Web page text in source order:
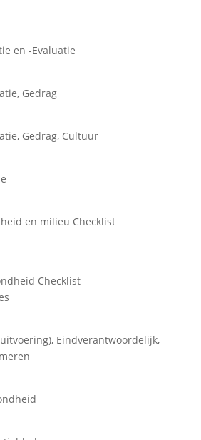
en -Evaluatie
Gedrag
Gedrag, Cultuur
en milieu Checklist
Checklist
Eindverantwoordelijk,